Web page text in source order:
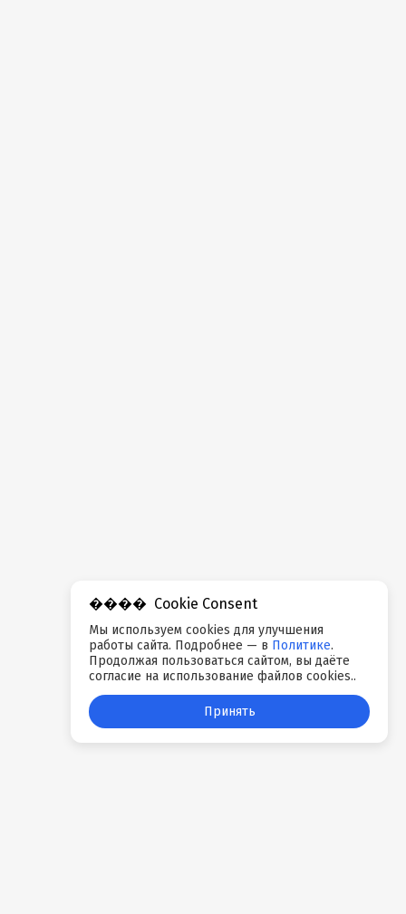
Cookie Consent
Мы используем cookies для улучшения
работы сайта. Подробнее — в Политике.
Продолжая пользоваться сайтом, вы даёте
согласие на использование файлов cookies..
Принять